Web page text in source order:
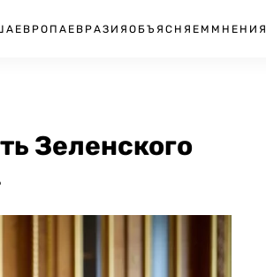
ЕВРОПА ЕВРАЗИЯ ОБЪЯСНЯЕМ МНЕНИЯ
Зеленского